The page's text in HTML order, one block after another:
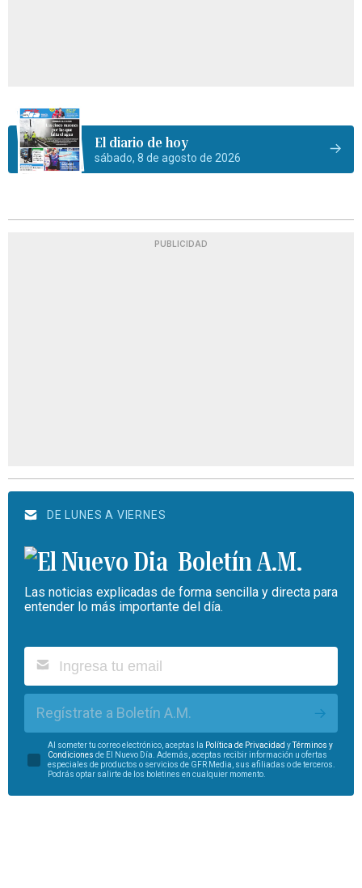
El diario de hoy
sábado, 8 de agosto de 2026
PUBLICIDAD
DE LUNES A VIERNES
Boletín A.M.
Las noticias explicadas de forma sencilla y directa para
entender lo más importante del día.
Regístrate a Boletín A.M.
Al someter tu correo electrónico, aceptas la Política de Privacidad y
Términos y
Condiciones de El Nuevo Día. Además, aceptas recibir información u ofertas
especiales de productos o servicios de GFR Media, sus afiliadas o de terceros.
Podrás optar salirte de los boletines en cualquier momento.